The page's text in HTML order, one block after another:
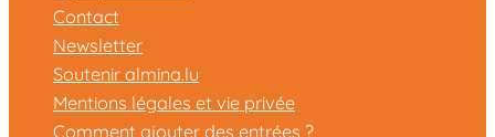
Contact
Newsletter
Soutenir almina.lu
Mentions légales et vie privée
Comment ajouter des entrées ?